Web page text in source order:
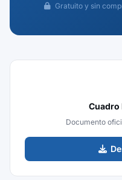
Gratuito y sin
Cuadro
Documento